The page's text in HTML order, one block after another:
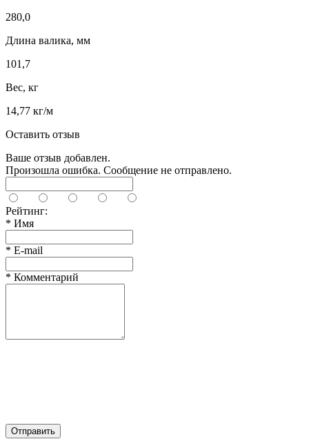
280,0
Длина валика, мм
101,7
Вес, кг
14,77 кг/м
Оставить отзыв
Ваше отзыв добавлен.
Произошла ошибка. Сообщение не отправлено.
Рейтинг:
* Имя
* E-mail
* Комментарий
Отправить